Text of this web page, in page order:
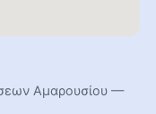
Αμαρουσίου —